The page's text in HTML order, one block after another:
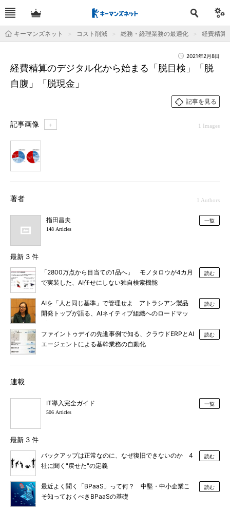
キーマンズネット コスト削減 総務・経理業務の最適化 経費精算
2021年2月8日
経費精算のデジタル化から始まる「脱目検」「脱
自腹」「脱現金」
記事を見る
記事画像 ＋ 1 Images
著者 1 Authors
指田昌夫
148 Articles
一覧
最新 3 件
「2800万点から目当ての1品へ」 モノタロウが4カ月
で実装した、AI任せにしない独自検索機能
読む
AIを「人と同じ基準」で管理せよ アトラシアン製品
開発トップが語る、AIネイティブ組織へのロードマッ
読む
ファイントゥデイの先進事例で知る、クラウドERPとAI
エージェントによる基幹業務の自動化
読む
連載
IT導入完全ガイド
506 Articles
一覧
最新 3 件
バックアップは正常なのに、なぜ復旧できないのか 4
社に聞く"戻せた"の定義
読む
最近よく聞く「BPaaS」って何？ 中堅・中小企業こ
そ知っておくべきBPaaSの基礎
読む